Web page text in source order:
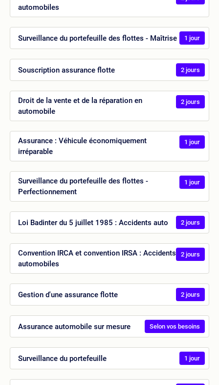
automobiles
Surveillance du portefeuille des flottes - Maîtrise 1 jour
Souscription assurance flotte 2 jours
Droit de la vente et de la réparation en
automobile
2 jours
Assurance : Véhicule économiquement
irréparable
1 jour
Surveillance du portefeuille des flottes -
Perfectionnement
1 jour
Loi Badinter du 5 juillet 1985 : Accidents auto 2 jours
Convention IRCA et convention IRSA : Accidents
automobiles
2 jours
Gestion d'une assurance flotte 2 jours
Assurance automobile sur mesure Selon vos besoins
Surveillance du portefeuille 1 jour